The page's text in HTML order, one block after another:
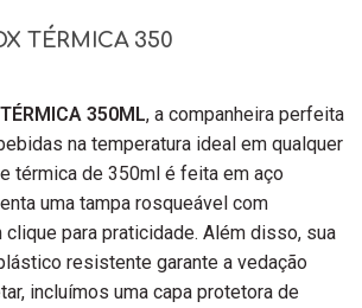
TÉRMICA 350
350ML, a companheira perfeita
na temperatura ideal em qualquer
térmica de 350ml é feita em aço
uma tampa rosqueável com
para praticidade. Além disso, sua
resistente garante a vedação
incluímos uma capa protetora de